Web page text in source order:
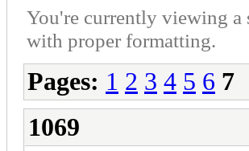
You're currently viewing
with proper formatting.
Pages: 1 2 3 4 5 6 7
1069